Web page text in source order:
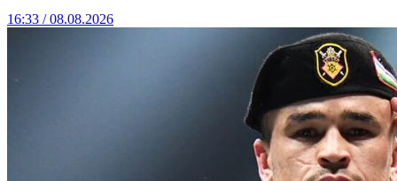
16:33 / 08.08.2026